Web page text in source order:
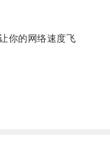
你的网络速度飞